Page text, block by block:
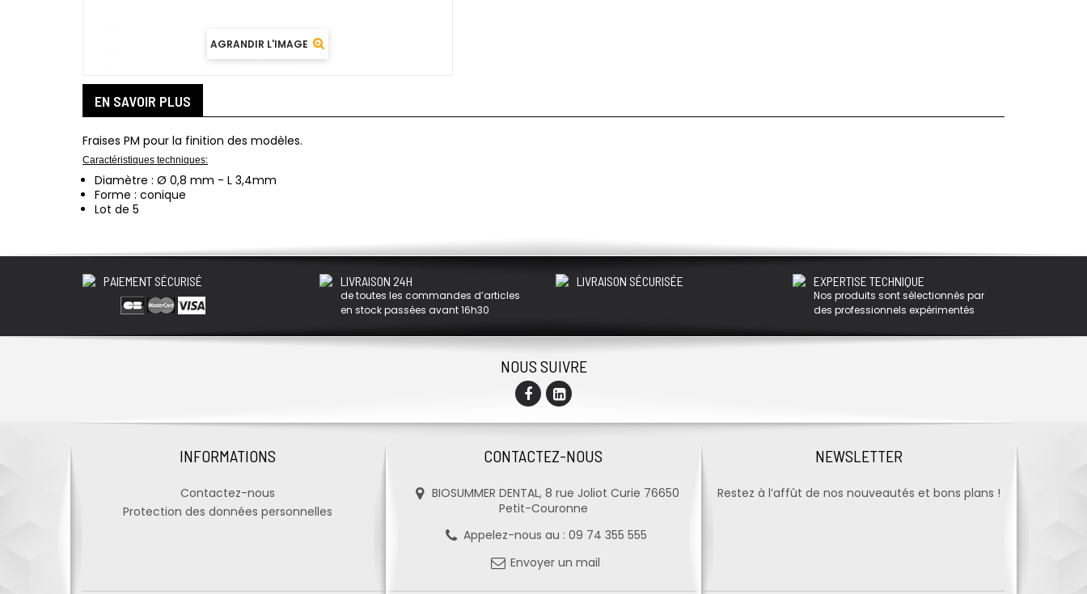
AGRANDIR L'IMAGE
EN SAVOIR PLUS
Fraises PM pour la finition des modèles.
Caractéristiques techniques:
Diamètre : Ø 0,8 mm - L 3,4mm
Forme : conique
Lot de 5
PAIEMENT SÉCURISÉ LIVRAISON 24H
de toutes les commandes d’articles
en stock passées avant 16h30
LIVRAISON SÉCURISÉE EXPERTISE TECHNIQUE
Nos produits sont sélectionnés par
des professionnels expérimentés
NOUS SUIVRE
INFORMATIONS
Contactez-nous
Protection des données personnelles
CONTACTEZ-NOUS
BIOSUMMER DENTAL, 8 rue Joliot Curie 76650
Petit-Couronne
Appelez-nous au :09 74 355 555
Envoyer un mail
NEWSLETTER
Restez à l’affût de nos nouveautés et bons plans !